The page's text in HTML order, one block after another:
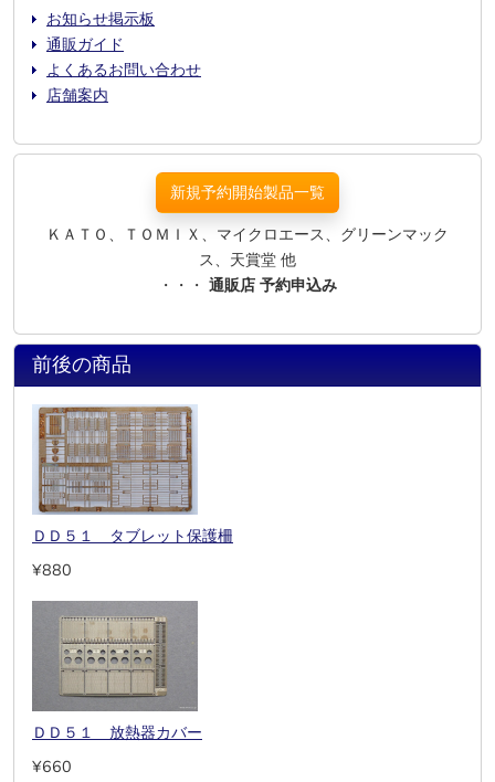
お知らせ掲示板
通販ガイド
よくあるお問い合わせ
店舗案内
新規予約開始製品一覧
ＫＡＴＯ、ＴＯＭＩＸ、マイクロエース、グリーンマック
ス、天賞堂 他
・・・ 通販店 予約申込み
前後の商品
ＤＤ５１ タブレット保護柵
¥880
ＤＤ５１ 放熱器カバー
¥660